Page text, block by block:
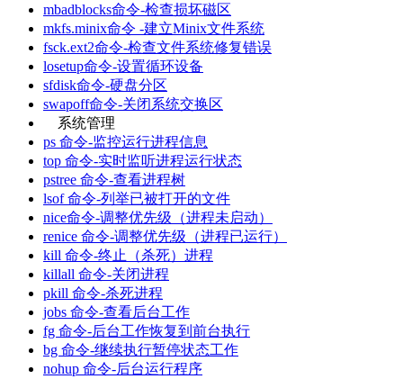
mbadblocks命令-检查损坏磁区
mkfs.minix命令 -建立Minix文件系统
fsck.ext2命令-检查文件系统修复错误
losetup命令-设置循环设备
sfdisk命令-硬盘分区
swapoff命令-关闭系统交换区
系统管理
ps 命令-监控运行进程信息
top 命令-实时监听进程运行状态
pstree 命令-查看进程树
lsof 命令-列举已被打开的文件
nice命令-调整优先级（进程未启动）
renice 命令-调整优先级（进程已运行）
kill 命令-终止（杀死）进程
killall 命令-关闭进程
pkill 命令-杀死进程
jobs 命令-查看后台工作
fg 命令-后台工作恢复到前台执行
bg 命令-继续执行暂停状态工作
nohup 命令-后台运行程序